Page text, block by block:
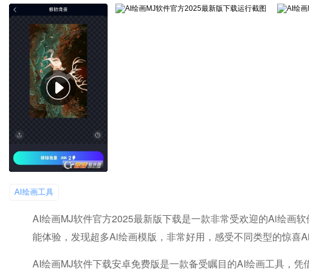
AI绘画工具
AI绘画MJ软件官方2025最新版下载是一款非常受欢迎的ai绘画
能体验，发现超多ai绘画模版，非常好用，感受不同类型的惊喜
AI绘画MJ软件下载安卓免费版是一款备受瞩目的AI绘画工具，